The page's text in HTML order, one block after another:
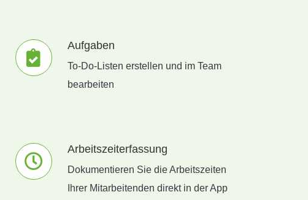
Aufgaben
To-Do-Listen erstellen und im Team
bearbeiten
Arbeitszeiterfassung
Dokumentieren Sie die Arbeitszeiten
Ihrer Mitarbeitenden direkt in der App